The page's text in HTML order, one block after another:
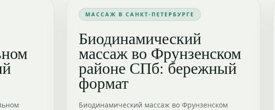
МАССАЖ В САНКТ-ПЕТЕРБУРГЕ
Биодинамический
массаж во Фрунзенском
районе СПб: бережный
формат
Биодинамический массаж во Фрунзенском